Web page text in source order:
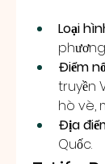
Loại
Điểm
truyền
hò vè,
Địa
Quốc.